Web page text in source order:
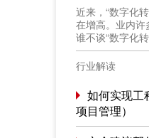
近来，“数字化
在增高。业内
谁不谈“数字化
于在相同语境
以“数字化转型”
行。
行业解读
如何实现工
项目管理）